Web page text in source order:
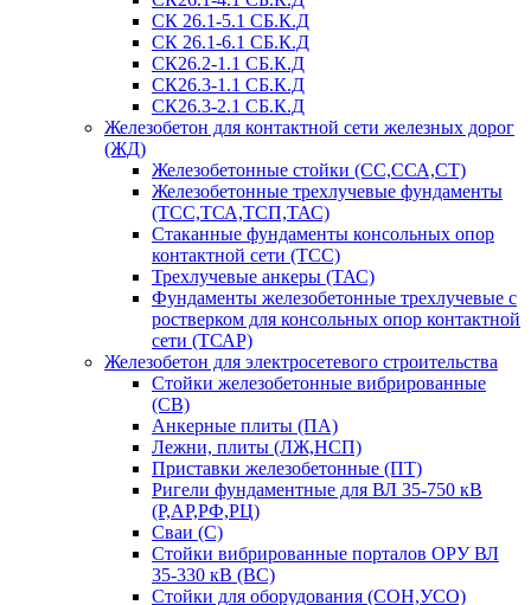
СК 26.1-5.1 СБ.К.Д
СК 26.1-6.1 СБ.К.Д
СК26.2-1.1 СБ.К.Д
СК26.3-1.1 СБ.К.Д
СК26.3-2.1 СБ.К.Д
Железобетон для контактной сети железных дорог
(ЖД)
Железобетонные стойки (СС,ССА,СТ)
Железобетонные трехлучевые фундаменты
(ТСС,ТСА,ТСП,ТАС)
Стаканные фундаменты консольных опор
контактной сети (ТСС)
Трехлучевые анкеры (ТАС)
Фундаменты железобетонные трехлучевые с
ростверком для консольных опор контактной
сети (ТСАР)
Железобетон для электросетевого строительства
Стойки железобетонные вибрированные
(СВ)
Анкерные плиты (ПА)
Лежни, плиты (ЛЖ,НСП)
Приставки железобетонные (ПТ)
Ригели фундаментные для ВЛ 35-750 кВ
(Р,АР,РФ,РЦ)
Сваи (С)
Стойки вибрированные порталов ОРУ ВЛ
35-330 кВ (ВС)
Стойки для оборудования (СОН,УСО)